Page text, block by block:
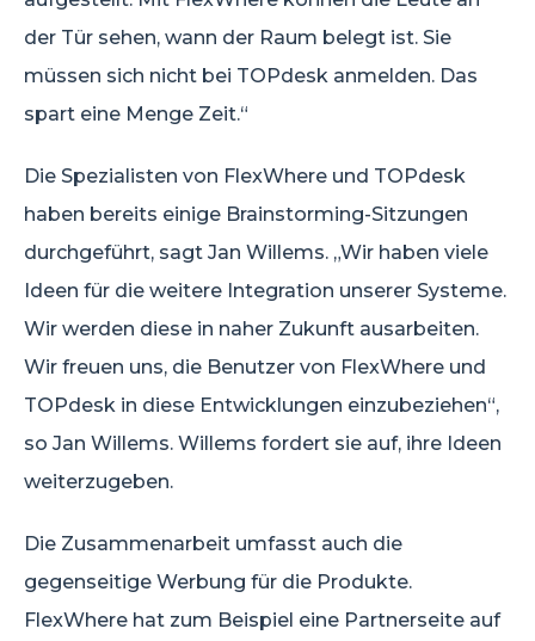
der Tür sehen, wann der Raum belegt ist. Sie
müssen sich nicht bei TOPdesk anmelden. Das
spart eine Menge Zeit.“
Die Spezialisten von FlexWhere und TOPdesk
haben bereits einige Brainstorming-Sitzungen
durchgeführt, sagt Jan Willems. „Wir haben viele
Ideen für die weitere Integration unserer Systeme.
Wir werden diese in naher Zukunft ausarbeiten.
Wir freuen uns, die Benutzer von FlexWhere und
TOPdesk in diese Entwicklungen einzubeziehen“,
so Jan Willems. Willems fordert sie auf, ihre Ideen
weiterzugeben.
Die Zusammenarbeit umfasst auch die
gegenseitige Werbung für die Produkte.
FlexWhere hat zum Beispiel eine Partnerseite auf